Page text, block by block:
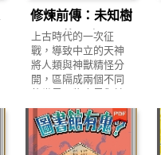
由FunPark童書夢工
廠原創IP角色叮咚家
族，帶領大家認識生
活中常見的十項世界
運動之外，也透過繪
本故事強化孩子的核
展。 ★易讀有趣的互
動式有聲數位繪本 由
知名配音員陳美貞老
師帶隊，以聲化形，
無味…… ◆以詩意的
文字，獻給在生活軌
道上不停轉動的現代
人。 嘈雜社會裡，說
不出口的壓力，曾幾
何時能讓心靈獲得暫
發條、往前衝的人
們，在人生的輸送帶
上無法放慢腳步。 耗
修煉前傳：未知樹
的預言
上古時代的一次征
戰，導致中立的天神
將人類與神獸精怪分
開，區隔成兩個不同
的世界：物人界與神
異界。這兩個世界並
非完全阻隔，有一個
神祕的通行入口，由
張老仙看管，他便是